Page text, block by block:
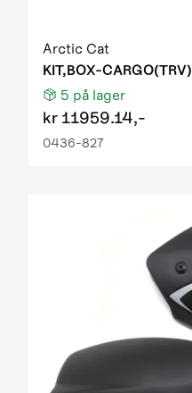
Arctic Cat
KIT,BOX-CARGO(TRV)
5 på lager
kr 11959.14,-
0436-827